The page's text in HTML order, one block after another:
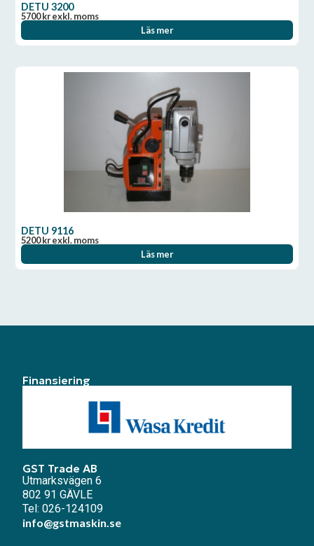
DETU 3200
5700krexkl. moms
Läs mer
DETU 9116
5200krexkl. moms
Läs mer
Finansiering
GST Trade AB
Utmarksvägen 6
802 91 GÄVLE
Tel: 026-124109
info@gstmaskin.se